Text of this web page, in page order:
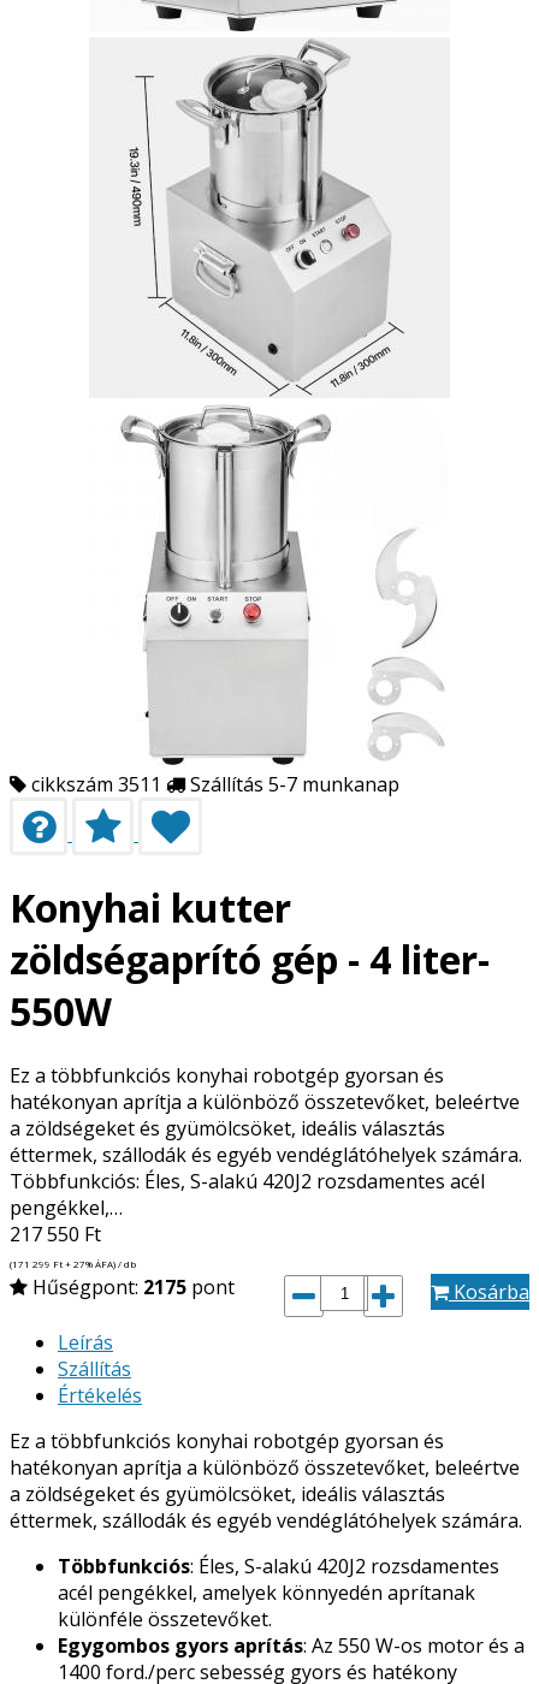
cikkszám 3511 Szállítás 5-7 munkanap
Konyhai kutter
zöldségaprító gép - 4 liter-
550W
Ez a többfunkciós konyhai robotgép gyorsan és
hatékonyan aprítja a különböző összetevőket, beleértve
a zöldségeket és gyümölcsöket, ideális választás
éttermek, szállodák és egyéb vendéglátóhelyek számára.
Többfunkciós: Éles, S-alakú 420J2 rozsdamentes acél
pengékkel,…
217 550 Ft
(171 299 Ft+ 27% ÁFA) / db
Hűségpont: 2175 pont
Kosárba
Leírás
Szállítás
Értékelés
Ez a többfunkciós konyhai robotgép gyorsan és
hatékonyan aprítja a különböző összetevőket, beleértve
a zöldségeket és gyümölcsöket, ideális választás
éttermek, szállodák és egyéb vendéglátóhelyek számára.
Többfunkciós: Éles, S-alakú 420J2 rozsdamentes
acél pengékkel, amelyek könnyedén aprítanak
különféle összetevőket.
Egygombos gyors aprítás: Az 550 W-os motor és a
1400 ford./perc sebesség gyors és hatékony